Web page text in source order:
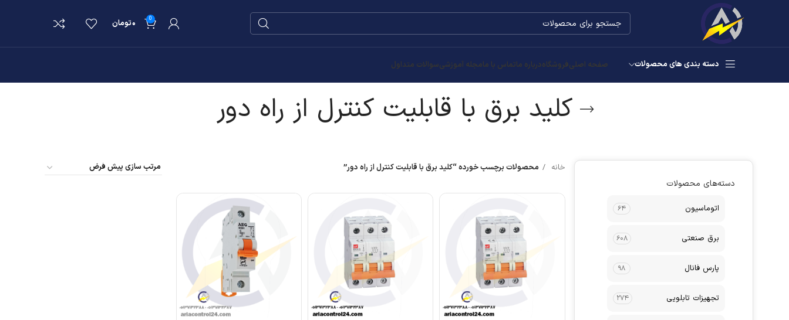
0 ۰تومان
دسته بندی های محصولات صفحه اصلیفروشگاهدرباره ماتماس با مامجله آموزشیسوالات متداول
کلید برق با قابلیت کنترل از راه دور
دسته‌های محصولات
اتوماسیون ۶۴
برق صنعتی ۶۰۸
پارس فانال ۹۸
تجهیزات تابلویی ۲۷۴
خانه محصولات برچسب خورده “کلید برق با قابلیت کنترل از راه دور”